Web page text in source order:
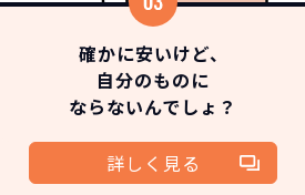
確かに安いけど、
自分のものに
ならないんでしょ？
詳しく見る